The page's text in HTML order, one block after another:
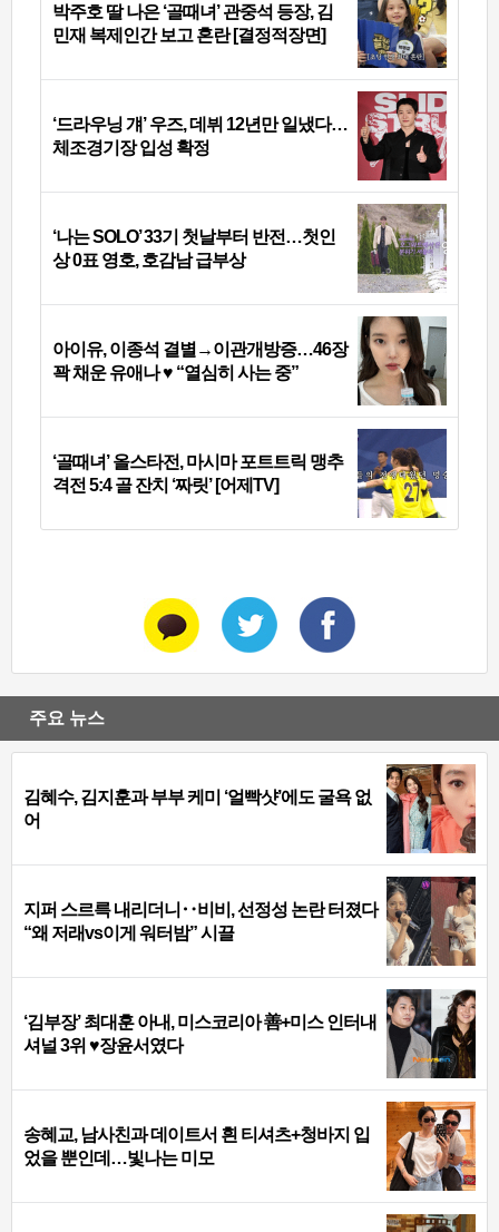
박주호 딸 나은 ‘골때녀’ 관중석 등장, 김
민재 복제인간 보고 혼란 [결정적장면]
‘드라우닝 걔’ 우즈, 데뷔 12년만 일냈다…
체조경기장 입성 확정
‘나는 SOLO’ 33기 첫날부터 반전…첫인
상 0표 영호, 호감남 급부상
아이유, 이종석 결별→이관개방증…46장
꽉 채운 유애나 ♥ “열심히 사는 중”
‘골때녀’ 올스타전, 마시마 포트트릭 맹추
격전 5:4 골 잔치 ‘짜릿’ [어제TV]
주요 뉴스
김혜수, 김지훈과 부부 케미 ‘얼빡샷’에도 굴욕 없
어
지퍼 스르륵 내리더니‥비비, 선정성 논란 터졌다
“왜 저래vs이게 워터밤” 시끌
‘김부장’ 최대훈 아내, 미스코리아 善+미스 인터내
셔널 3위 ♥장윤서였다
송혜교, 남사친과 데이트서 흰 티셔츠+청바지 입
었을 뿐인데…빛나는 미모